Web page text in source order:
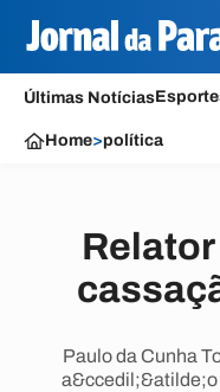
Últimas Notícias
Home>política
Relator
Paulo da Cunha